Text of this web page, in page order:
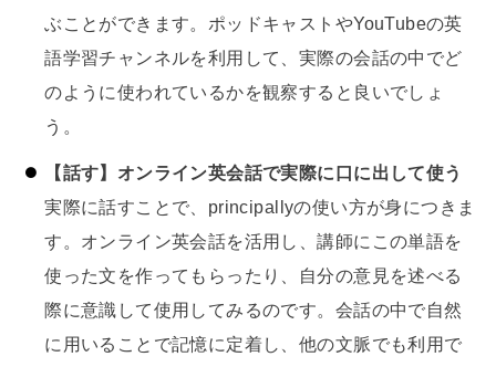
ぶことができます。ポッドキャストやYouTubeの英
語学習チャンネルを利用して、実際の会話の中でど
のように使われているかを観察すると良いでしょ
う。
【話す】オンライン英会話で実際に口に出して使う
実際に話すことで、principallyの使い方が身につきま
す。オンライン英会話を活用し、講師にこの単語を
使った文を作ってもらったり、自分の意見を述べる
際に意識して使用してみるのです。会話の中で自然
に用いることで記憶に定着し、他の文脈でも利用で